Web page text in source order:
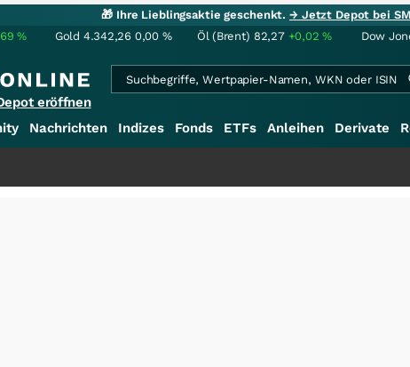
🎁 Ihre Lieblingsaktie geschenkt.→ Jetzt Depot bei
% Gold 4.342,26 0,00 % Öl (Brent) 82,27 +0,02% Dow
eröffnen
Nachrichten Indizes Fonds ETFs Anleihen Derivate